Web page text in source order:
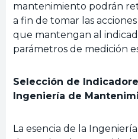
mantenimiento podrán
a fin de tomar las
que mantengan al
parámetros de medición
Selección de
Ingeniería de
La esencia de la